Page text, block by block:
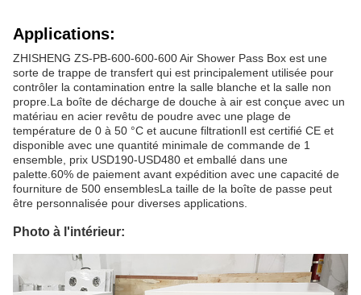
Applications:
ZHISHENG ZS-PB-600-600-600 Air Shower Pass Box est une
sorte de trappe de transfert qui est principalement utilisée pour
contrôler la contamination entre la salle blanche et la salle non
propre.La boîte de décharge de douche à air est conçue avec un
matériau en acier revêtu de poudre avec une plage de
température de 0 à 50 °C et aucune filtrationIl est certifié CE et
disponible avec une quantité minimale de commande de 1
ensemble, prix USD190-USD480 et emballé dans une
palette.60% de paiement avant expédition avec une capacité de
fourniture de 500 ensemblesLa taille de la boîte de passe peut
être personnalisée pour diverses applications.
Photo à l'intérieur: